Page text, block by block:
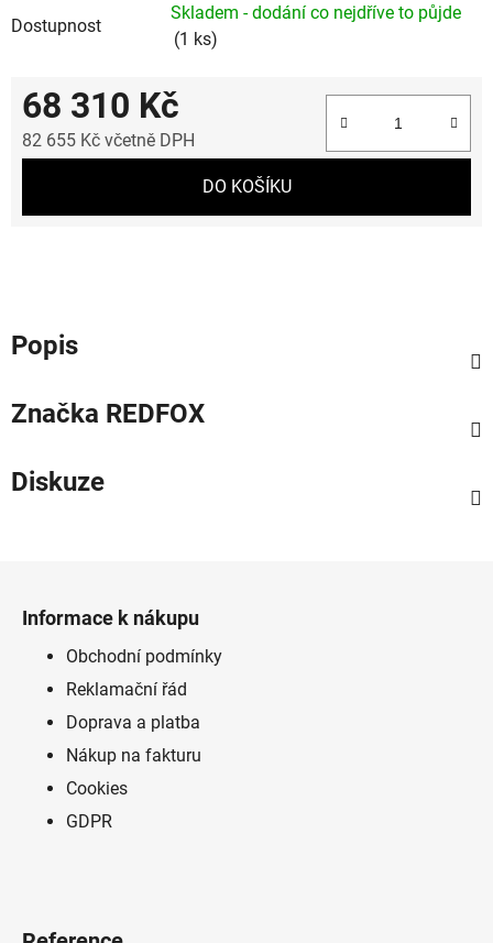
Dostupnost
Skladem - dodání co nejdříve to půjde
(1 ks)
68 310 Kč
82 655 Kč včetně DPH
DO KOŠÍKU
Popis
Značka REDFOX
Diskuze
Informace k nákupu
Obchodní podmínky
Reklamační řád
Doprava a platba
Nákup na fakturu
Cookies
GDPR